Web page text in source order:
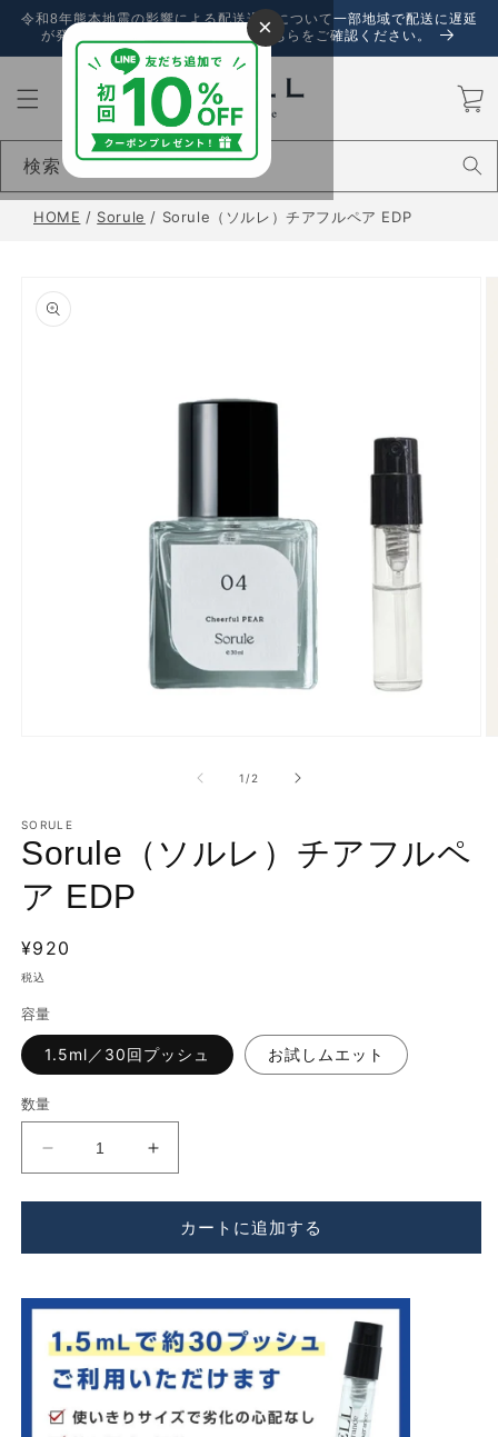
ンツに
進む
令和8年熊本地震の影響による配送遅延について一部地域で配送に遅延
が発生しております。詳しくは、こちらをご確認ください。
ー
検索
HOME / Sorule / Sorule（ソルレ）チアフルペア EDP
報にス
キップ
で
メ
デ
ィ
ア
を
く
1 /の
2
SORULE
Sorule（ソルレ）チアフルペ
ア EDP
通
常
価
格
¥920
税込
容量
1.5ml／30回プッシュ お試しムエット
数量
Sorule（ソ
フ
ペ
ア
EDP
の
Sorule（ソ
フ
ペ
ア
の
カートに追加する
×